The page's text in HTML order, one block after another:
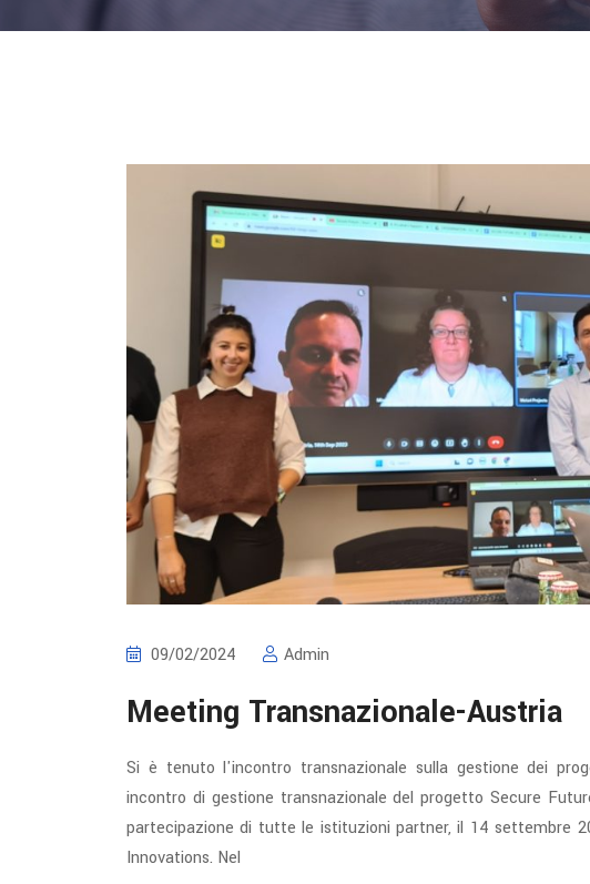
09/02/2024 Admin
Meeting Transnazionale-Austria
Si è tenuto l'incontro transnazionale sulla gestione dei
incontro di gestione transnazionale del progetto Secure
partecipazione di tutte le istituzioni partner, il 14 settembre
Innovations. Nel